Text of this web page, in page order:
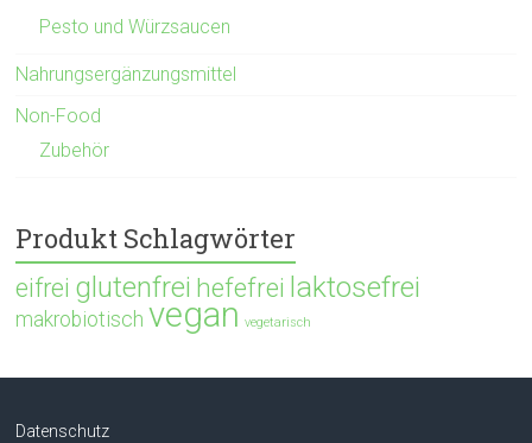
Pesto und Würzsaucen
Nahrungsergänzungsmittel
Non-Food
Zubehör
Produkt Schlagwörter
eifrei glutenfrei hefefrei laktosefrei
makrobiotisch vegan vegetarisch
Datenschutz